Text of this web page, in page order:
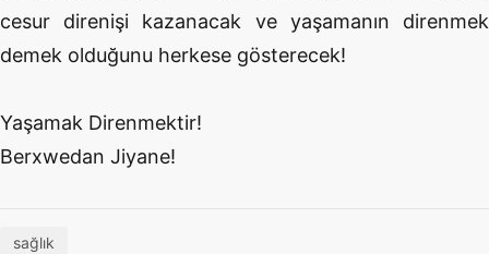
cesur direnişi kazanacak ve yaşamanın direnmek
demek olduğunu herkese gösterecek!
Yaşamak Direnmektir!
Berxwedan Jiyane!
sağlık